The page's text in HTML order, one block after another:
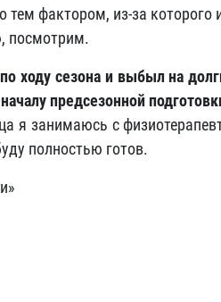
тем фактором, из-за
посмотрим.
ходу сезона и выбыл на
предсезонной
я занимаюсь с
полностью готов.